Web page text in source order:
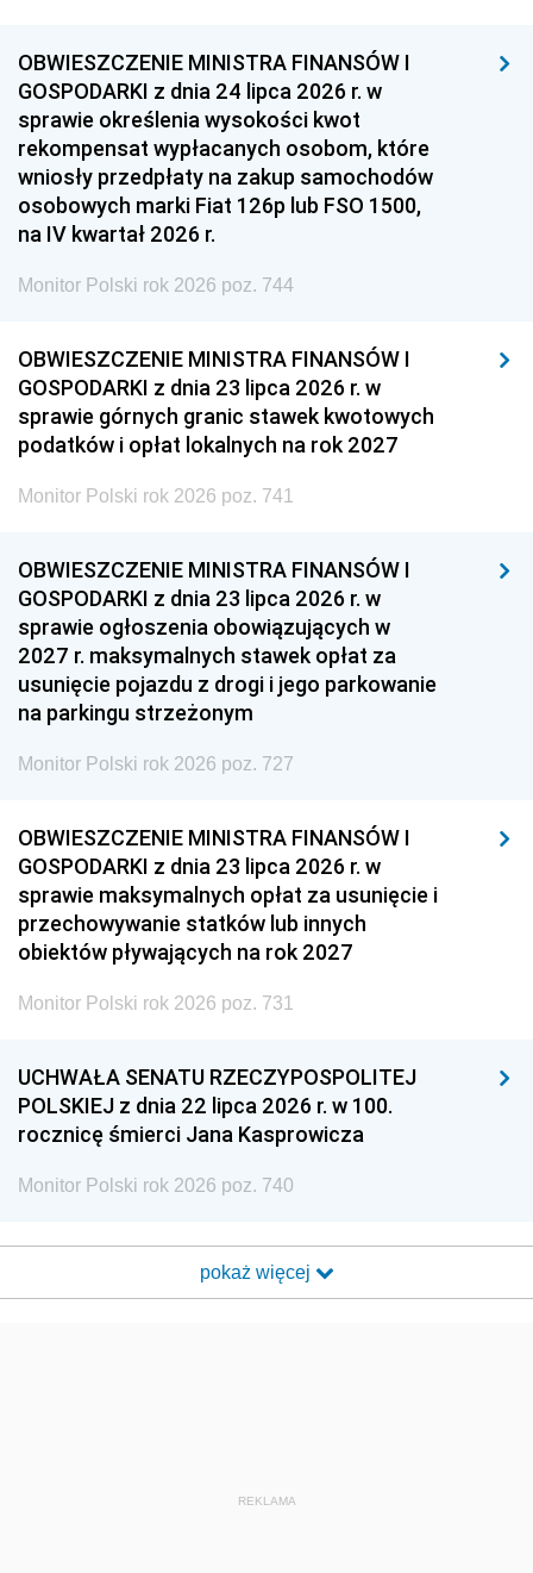
OBWIESZCZENIE MINISTRA FINANSÓW I
GOSPODARKI z dnia 24 lipca 2026 r. w
sprawie określenia wysokości kwot
rekompensat wypłacanych osobom, które
wniosły przedpłaty na zakup samochodów
osobowych marki Fiat 126p lub FSO 1500,
na IV kwartał 2026 r.
Monitor Polski rok 2026 poz. 744
OBWIESZCZENIE MINISTRA FINANSÓW I
GOSPODARKI z dnia 23 lipca 2026 r. w
sprawie górnych granic stawek kwotowych
podatków i opłat lokalnych na rok 2027
Monitor Polski rok 2026 poz. 741
OBWIESZCZENIE MINISTRA FINANSÓW I
GOSPODARKI z dnia 23 lipca 2026 r. w
sprawie ogłoszenia obowiązujących w
2027 r. maksymalnych stawek opłat za
usunięcie pojazdu z drogi i jego parkowanie
na parkingu strzeżonym
Monitor Polski rok 2026 poz. 727
OBWIESZCZENIE MINISTRA FINANSÓW I
GOSPODARKI z dnia 23 lipca 2026 r. w
sprawie maksymalnych opłat za usunięcie i
przechowywanie statków lub innych
obiektów pływających na rok 2027
Monitor Polski rok 2026 poz. 731
UCHWAŁA SENATU RZECZYPOSPOLITEJ
POLSKIEJ z dnia 22 lipca 2026 r. w 100.
rocznicę śmierci Jana Kasprowicza
Monitor Polski rok 2026 poz. 740
pokaż więcej
REKLAMA